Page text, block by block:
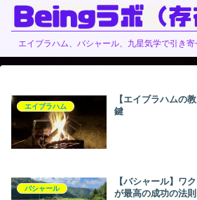
エイブラハム、バシャール、九星気学で引き
エイブラハム
【エイブラハムの
鍵
バシャール
【バシャール】ワ
が最高の成功の法則